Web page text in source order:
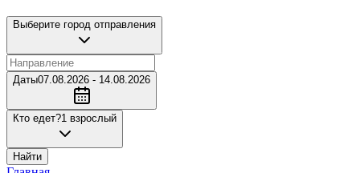
Выберите город отправления
Даты07.08.2026 - 14.08.2026
Кто едет?1 взрослый
Найти